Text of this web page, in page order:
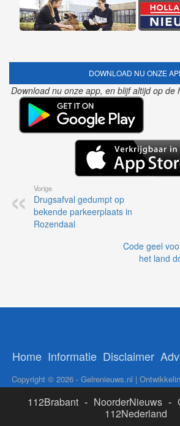
DOWNLOAD NU ONZE
Download nu onze app, en blijf altijd op de
Vorige
Drugsafval gedumpt op
bekende parkeerplaats in
Rozendaal
Code geel
het land
Home Informatie Disclaimer
Copyright © 2026 - Gelrenieuws.nl |
112Brabant - NoorderNieuws -
112Nederland